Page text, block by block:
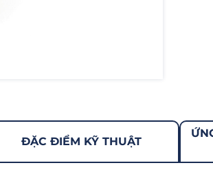
ĐẶC ĐIỂM KỸ THUẬT